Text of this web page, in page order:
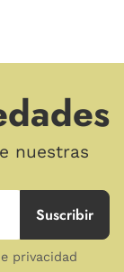
nuestras
privacidad